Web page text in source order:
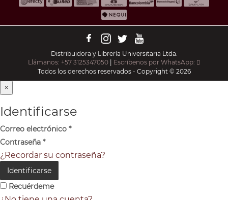
Distribuidora y Librería Universitaria Ltda.
Llámanos: +57 3125347050 | Escríbenos por WhatsApp:
Todos los derechos reservados - Copyright © 2026
×
Identificarse
Correo electrónico *
Contraseña *
¿Recordar su contraseña?
Identificarse
Recuérdeme